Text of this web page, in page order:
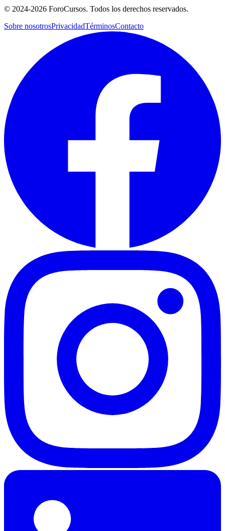
© 2024-2026 ForoCursos. Todos los derechos reservados.
Sobre nosotrosPrivacidadTérminosContacto